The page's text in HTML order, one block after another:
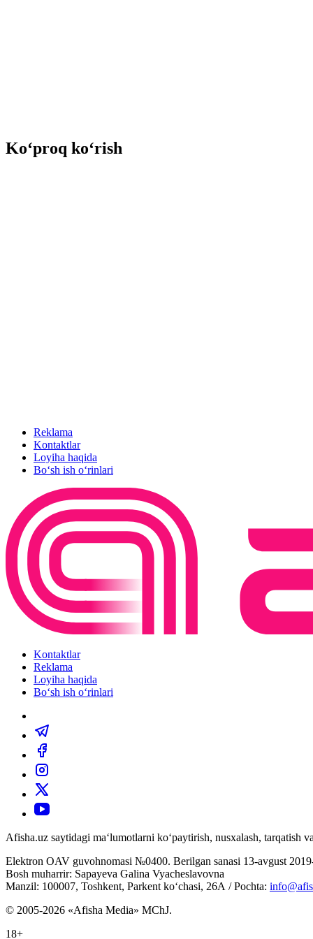
Ko‘proq ko‘rish
Reklama
Kontaktlar
Loyiha haqida
Bo‘sh ish o‘rinlari
Kontaktlar
Reklama
Loyiha haqida
Bo‘sh ish o‘rinlari
Afisha.uz saytidagi ma‘lumotlarni ko‘paytirish, nusxalash,
Elektron OAV guvohnomasi №0400. Berilgan sanasi 13-avgust
Bosh muharrir: Sapayeva Galina Vyacheslavovna
Manzil: 100007, Toshkent, Parkent ko‘chasi, 26А / Pochta:
© 2005-2026 «Afisha Media» MChJ.
18+